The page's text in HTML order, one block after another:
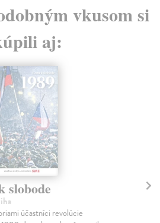
vkusom si
aj:
slobode
účastníci revolúcie